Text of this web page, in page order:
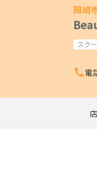
ジャンルで探す
岡崎
スク
電